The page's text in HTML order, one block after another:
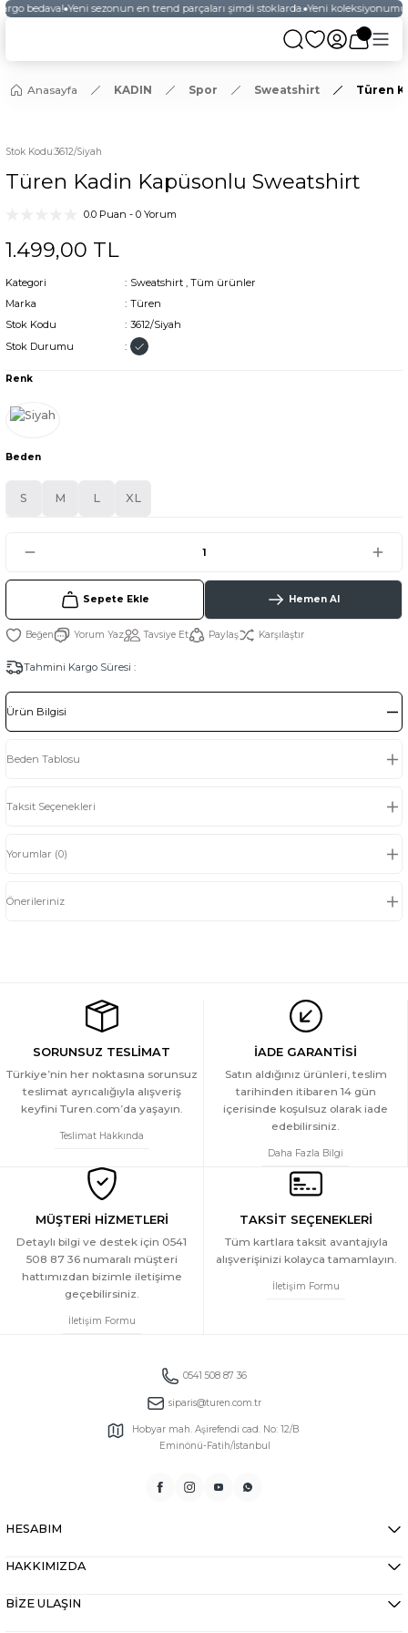
bedava! Yeni sezonun en trend parçaları şimdi stoklarda. Yeni
Anasayfa KADIN Spor Sweatshirt Türen
Stok Kodu:3612/Siyah
Türen Kadin Kapüsonlu Sweatshirt
0.0 Puan - 0 Yorum
1.499,00 TL
Kategori Sweatshirt , Tüm ürünler
Marka
Türen
Stok Kodu
3612/Siyah
Stok Durumu
Renk
Beden
S M L XL
Sepete Ekle Hemen Al
Yorum Yaz Tavsiye Et Paylaş Karşılaştır
Tahmini Kargo Süresi :
Ürün Bilgisi
Beden Tablosu
Taksit Seçenekleri
Yorumlar (0)
Önerileriniz
SORUNSUZ TESLİMAT
Türkiye’nin her noktasına sorunsuz
teslimat ayrıcalığıyla alışveriş
keyfini Turen.com’da yaşayın.
Teslimat Hakkında
İADE GARANTİSİ
Satın aldığınız ürünleri, teslim
tarihinden itibaren 14 gün
içerisinde koşulsuz olarak iade
edebilirsiniz.
Daha Fazla Bilgi
MÜŞTERİ HİZMETLERİ
Detaylı bilgi ve destek için 0541
508 87 36 numaralı müşteri
hattımızdan bizimle iletişime
geçebilirsiniz.
İletişim Formu
TAKSİT SEÇENEKLERİ
Tüm kartlara taksit avantajıyla
alışverişinizi kolayca tamamlayın.
İletişim Formu
0541 508 87 36
siparis@turen.com.tr
Hobyar mah. Aşirefendi cad. No: 12/B
Eminönü-Fatih/İstanbul
HESABIM
HAKKIMIZDA
BİZE ULAŞIN